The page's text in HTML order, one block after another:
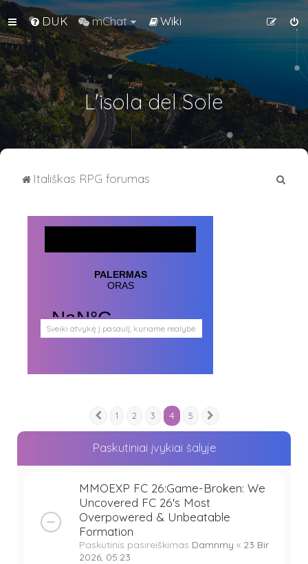
DUK mChat Wiki
L'isola del Sole
Itališkas RPG forumas
Sveiki atvykę į pasaulį, kuriame realybė
persipina su mistika. Pasaulį, kuris
Parašai ir tekstai
Nemirtingųjų būstinė
Ankstesnis
1 2 3 4 5
Paskutiniai įvykiai šalyje
MMOEXP FC 26:Game-Broken: We
Uncovered FC 26's Most
Overpowered & Unbeatable
Formation
Paskutinis pasireiškimas Damnmy « 23 Bir
2026, 05:23